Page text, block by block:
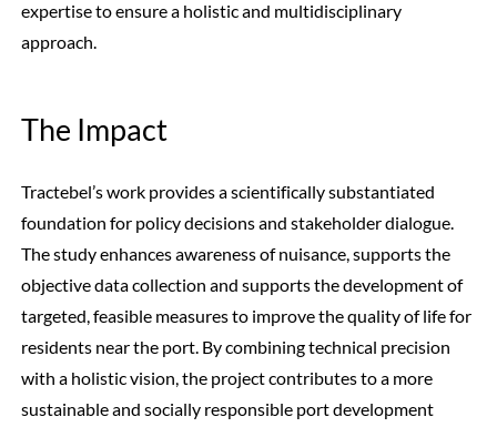
expertise to ensure a holistic and multidisciplinary
approach.
The Impact
Tractebel’s work provides a scientifically substantiated
foundation for policy decisions and stakeholder dialogue.
The study enhances awareness of nuisance, supports the
objective data collection and supports the development of
targeted, feasible measures to improve the quality of life for
residents near the port. By combining technical precision
with a holistic vision, the project contributes to a more
sustainable and socially responsible port development